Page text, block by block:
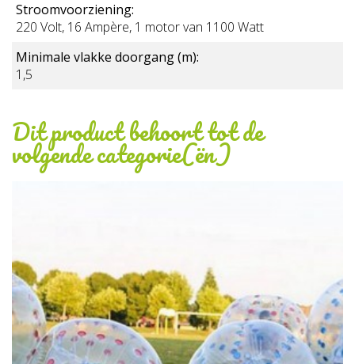
Stroomvoorziening:
220 Volt, 16 Ampère, 1 motor van 1100 Watt
Minimale vlakke doorgang (m):
1,5
Dit product behoort tot de
volgende categorie(ën)